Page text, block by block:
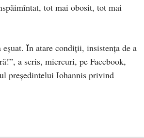
tot mai obosit, tot mai
În atare condiții, insistența de a
a scris, miercuri, pe Facebook,
președintelui Iohannis privind